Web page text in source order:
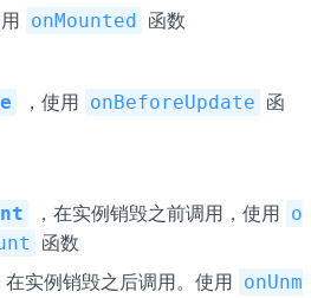
onMounted 函数
，使用 onBeforeUpdate 函
，在实例销毁之前调用，使用 o
函数
在实例销毁之后调用。使用 onUnm